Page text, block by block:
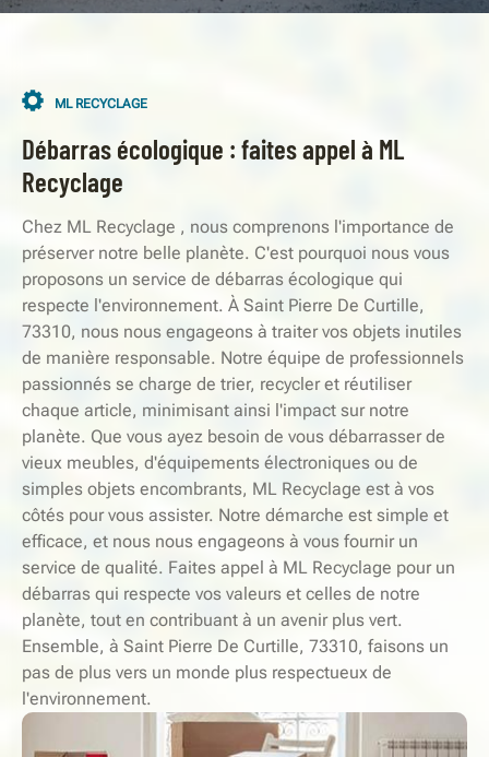
ML RECYCLAGE
Débarras écologique : faites appel à ML
Recyclage
Chez ML Recyclage , nous comprenons l'importance de
préserver notre belle planète. C'est pourquoi nous vous
proposons un service de débarras écologique qui
respecte l'environnement. À Saint Pierre De Curtille,
73310, nous nous engageons à traiter vos objets inutiles
de manière responsable. Notre équipe de professionnels
passionnés se charge de trier, recycler et réutiliser
chaque article, minimisant ainsi l'impact sur notre
planète. Que vous ayez besoin de vous débarrasser de
vieux meubles, d'équipements électroniques ou de
simples objets encombrants, ML Recyclage est à vos
côtés pour vous assister. Notre démarche est simple et
efficace, et nous nous engageons à vous fournir un
service de qualité. Faites appel à ML Recyclage pour un
débarras qui respecte vos valeurs et celles de notre
planète, tout en contribuant à un avenir plus vert.
Ensemble, à Saint Pierre De Curtille, 73310, faisons un
pas de plus vers un monde plus respectueux de
l'environnement.